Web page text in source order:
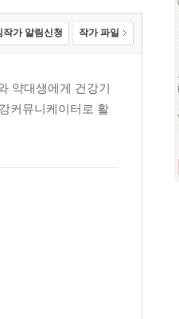
작가 알림신청 작가 파일
약대생에게 건강기
커뮤니케이터로 활